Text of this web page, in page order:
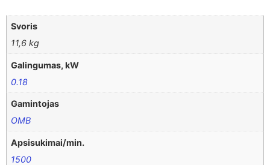
Svoris
11,6 kg
Galingumas, kW
0.18
Gamintojas
OMB
Apsisukimai/min.
1500